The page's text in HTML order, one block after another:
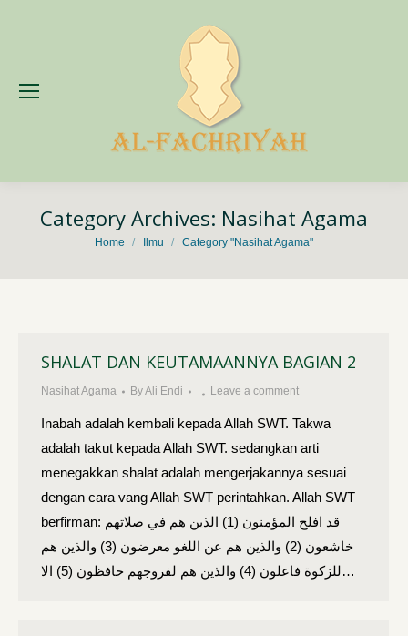
Category Archives: Nasihat Agama
You are here:
Home Ilmu Category "Nasihat Agama"
SHALAT DAN KEUTAMAANNYA BAGIAN 2
Nasihat Agama ByAli Endi Leave a comment
Inabah adalah kembali kepada Allah SWT. Takwa
adalah takut kepada Allah SWT. sedangkan arti
menegakkan shalat adalah mengerjakannya sesuai
dengan cara vang Allah SWT perintahkan. Allah SWT
berfirman: قد افلح المؤمنون (1) الذين هم في صلاتهم
خاشعون (2) والذين هم عن اللغو معرضون (3) والذين هم
للزكوة فاعلون (4) والذين هم لفروجهم حافظون (5) الا…